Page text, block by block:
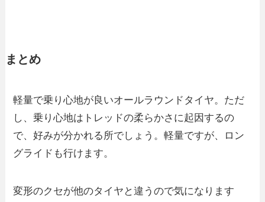
まとめ
軽量で乗り心地が良いオールラウンドタイヤ。ただ
し、乗り心地はトレッドの柔らかさに起因するの
で、好みが分かれる所でしょう。軽量ですが、ロン
グライドも行けます。
変形のクセが他のタイヤと違うので気になります